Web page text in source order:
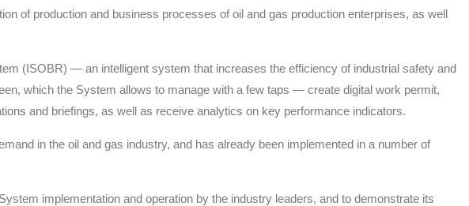
of production and business processes of oil and gas production enterprises, as well
(ISOBR) — an intelligent system that increases the efficiency of industrial safety and
which the System allows to manage with a few taps — create digital work permit,
and briefings, as well as receive analytics on key performance indicators.
in the oil and gas industry, and has already been implemented in a number of
implementation and operation by the industry leaders, and to demonstrate its